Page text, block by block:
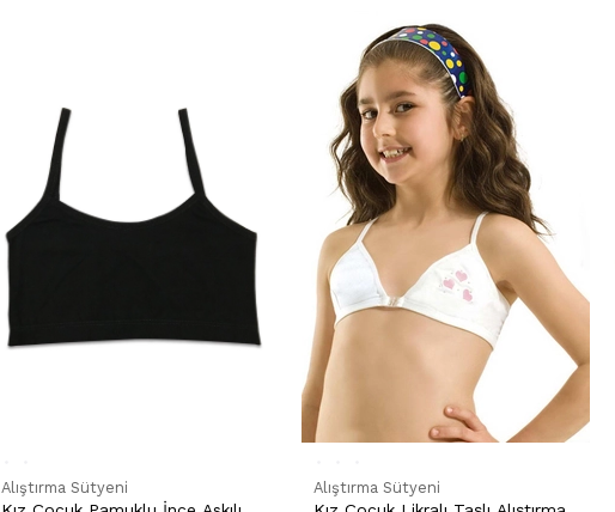
Alıştırma Sütyeni Alıştırma Sütyeni